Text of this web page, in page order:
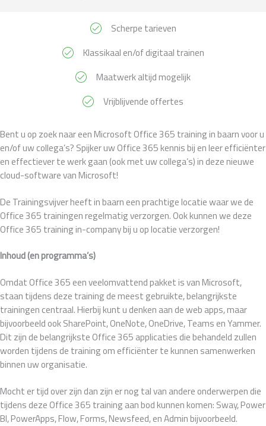
Scherpe tarieven
Klassikaal en/of digitaal trainen
Maatwerk altijd mogelijk
Vrijblijvende offertes
Bent u op zoek naar een Microsoft Office 365 training in baarn voor u
en/of uw collega’s? Spijker uw Office 365 kennis bij en leer efficiënter
en effectiever te werk gaan (ook met uw collega’s) in deze nieuwe
cloud-software van Microsoft!
De Trainingsvijver heeft in baarn een prachtige locatie waar we de
Office 365 trainingen regelmatig verzorgen. Ook kunnen we deze
Office 365 training in-company bij u op locatie verzorgen!
Inhoud (en programma’s)
Omdat Office 365 een veelomvattend pakket is van Microsoft,
staan tijdens deze training de meest gebruikte, belangrijkste
trainingen centraal. Hierbij kunt u denken aan de web apps, maar
bijvoorbeeld ook SharePoint, OneNote, OneDrive, Teams en Yammer.
Dit zijn de belangrijkste Office 365 applicaties die behandeld zullen
worden tijdens de training om efficiënter te kunnen samenwerken
binnen uw organisatie.
Mocht er tijd over zijn dan zijn er nog tal van andere onderwerpen die
tijdens deze Office 365 training aan bod kunnen komen: Sway, Power
BI, PowerApps, Flow, Forms, Newsfeed, en Admin bijvoorbeeld.